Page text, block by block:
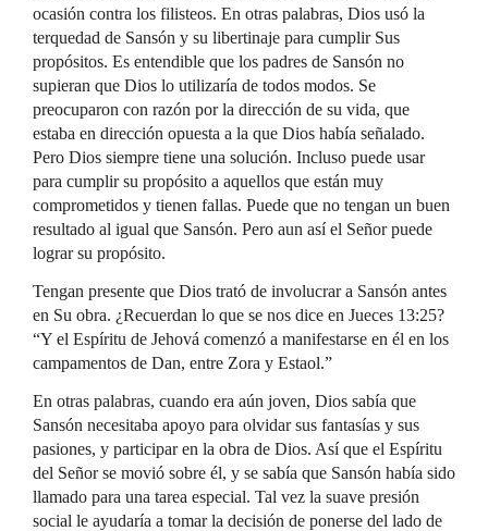
ocasión contra los filisteos. En otras palabras, Dios usó la
terquedad de Sansón y su libertinaje para cumplir Sus
propósitos. Es entendible que los padres de Sansón no
supieran que Dios lo utilizaría de todos modos. Se
preocuparon con razón por la dirección de su vida, que
estaba en dirección opuesta a la que Dios había señalado.
Pero Dios siempre tiene una solución. Incluso puede usar
para cumplir su propósito a aquellos que están muy
comprometidos y tienen fallas. Puede que no tengan un buen
resultado al igual que Sansón. Pero aun así el Señor puede
lograr su propósito.
Tengan presente que Dios trató de involucrar a Sansón antes
en Su obra. ¿Recuerdan lo que se nos dice en Jueces 13:25?
“Y el Espíritu de Jehová comenzó a manifestarse en él en los
campamentos de Dan, entre Zora y Estaol.”
En otras palabras, cuando era aún joven, Dios sabía que
Sansón necesitaba apoyo para olvidar sus fantasías y sus
pasiones, y participar en la obra de Dios. Así que el Espíritu
del Señor se movió sobre él, y se sabía que Sansón había sido
llamado para una tarea especial. Tal vez la suave presión
social le ayudaría a tomar la decisión de ponerse del lado de